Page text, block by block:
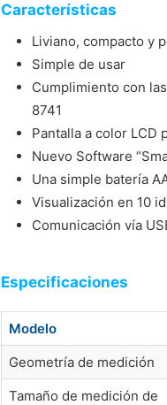
Características
Liviano, compacto y
Simple de usar
Cumplimiento con
8741
Pantalla a color LCD
Nuevo Software
Una simple batería
Visualización en 10
Comunicación vía
Especificaciones
Modelo
Geometría de medición
Tamaño de medición de